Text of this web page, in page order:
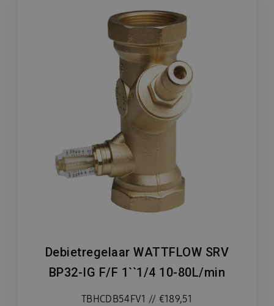
Debietregelaar WATTFLOW SRV
BP32-IG F/F 1``1/4 10-80L/min
TBHCDB54FV1 // €189,51